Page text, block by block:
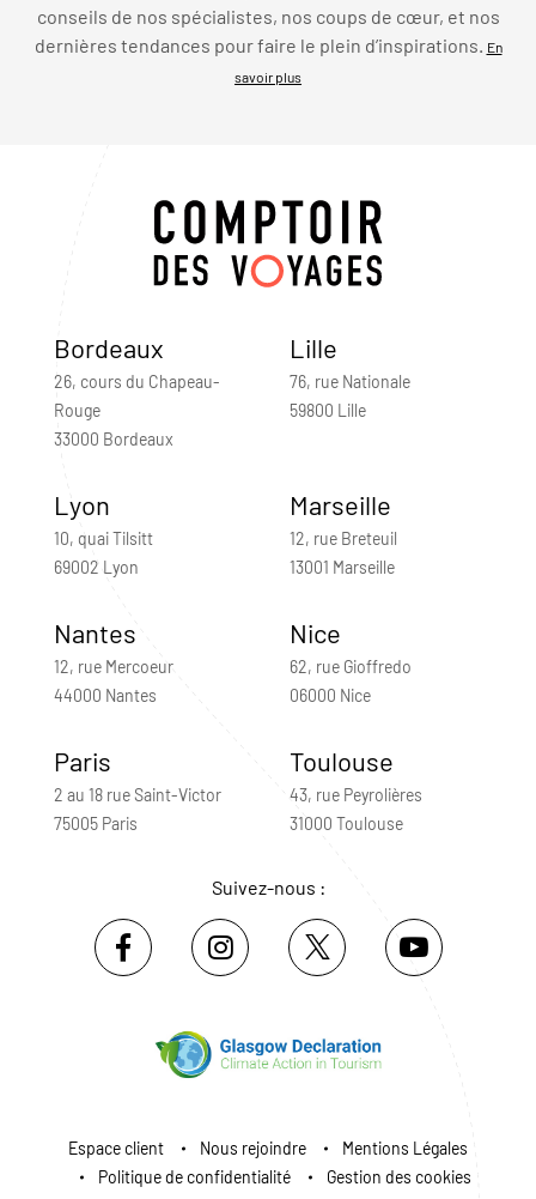
conseils de nos spécialistes, nos coups de cœur, et nos
dernières tendances pour faire le plein d’inspirations. En
savoir plus
Bordeaux
26, cours du Chapeau-
Rouge
33000 Bordeaux
Lille
76, rue Nationale
59800 Lille
Lyon
10, quai Tilsitt
69002 Lyon
Marseille
12, rue Breteuil
13001 Marseille
Nantes
12, rue Mercoeur
44000 Nantes
Nice
62, rue Gioffredo
06000 Nice
Paris
2 au 18 rue Saint-Victor
75005 Paris
Toulouse
43, rue Peyrolières
31000 Toulouse
Suivez-nous :
Espace client Nous rejoindre
Mentions Légales
Politique de confidentialité
Gestion des cookies